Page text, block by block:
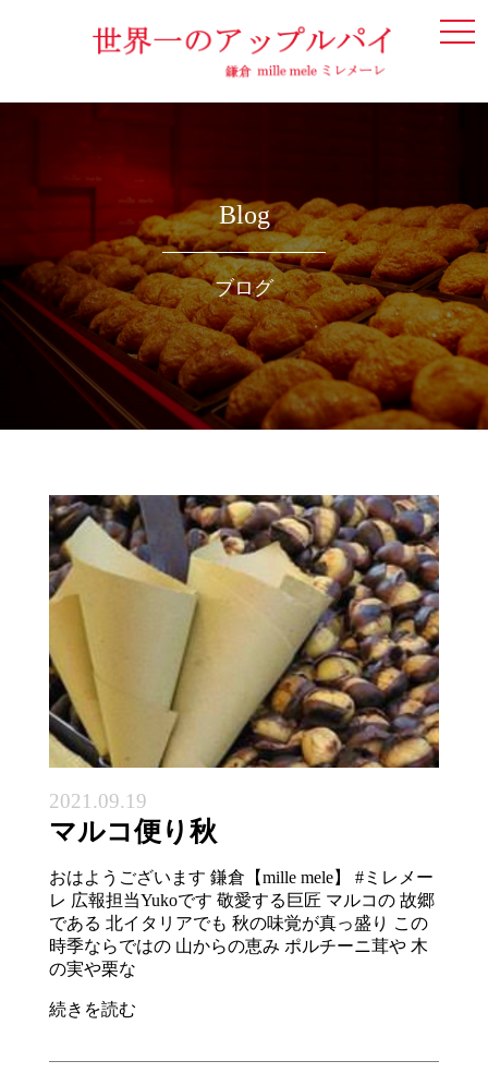
Blog
ブログ
2021.09.19
マルコ便り秋
おはようございます 鎌倉【mille mele】 #ミレメー
レ 広報担当Yukoです 敬愛する巨匠 マルコの 故郷
である 北イタリアでも 秋の味覚が真っ盛り この
時季ならではの 山からの恵み ポルチーニ茸や 木
の実や栗な
続きを読む